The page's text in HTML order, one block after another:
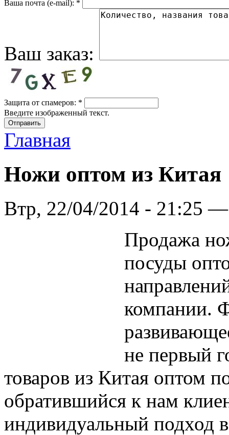
Ваша почта (е-mail): *
Ваш заказ:
Защита от спамеров: *
Введите изображенный текст.
Главная
Ножи оптом из Китая
Втр, 22/04/2014 - 21:25
Продажа
посуды
компании.
не первый
товаров из Китая оптом
обратившийся к нам
индивидуальный подход